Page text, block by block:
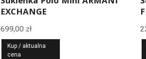
EXCHANGE
699,00 zł
Kup / aktualna
cena